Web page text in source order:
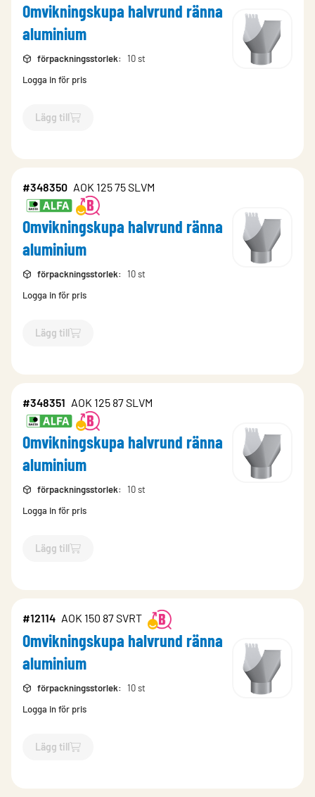
Omvikningskupa halvrund ränna
aluminium
förpackningsstorlek:
10 st
Logga in för pris
Lägg till
`$Lägg till
#348350 AOK 125 75 SLVM
Omvikningskupa halvrund ränna
aluminium
förpackningsstorlek:
10 st
Logga in för pris
Lägg till
`$Lägg till
#348351 AOK 125 87 SLVM
Omvikningskupa halvrund ränna
aluminium
förpackningsstorlek:
10 st
Logga in för pris
Lägg till
`$Lägg till
#12114 AOK 150 87 SVRT
Omvikningskupa halvrund ränna
aluminium
förpackningsstorlek:
10 st
Logga in för pris
Lägg till
`$Lägg till